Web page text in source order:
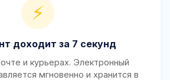
⚡
доходит за 7 секунд
и курьерах. Электронный
мгновенно и хранится в